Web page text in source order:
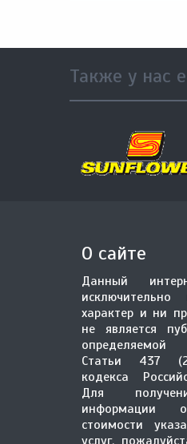
Также у нас
О сайте
Данный
исключительно
характер и ни
не является
Статьи 437
кодекса
Для
стоимости
услуг,